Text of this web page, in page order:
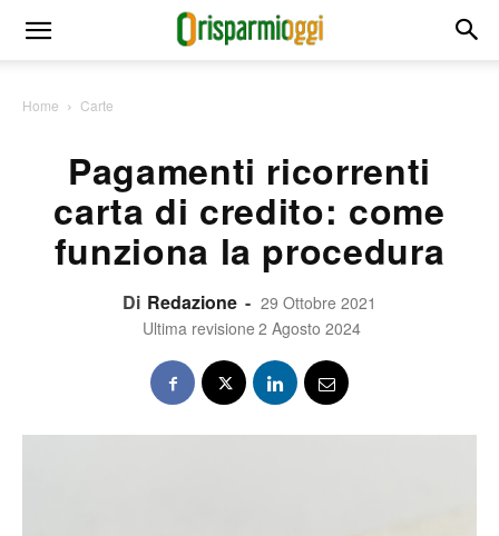
Home Carte
Pagamenti ricorrenti
carta di credito: come
funziona la procedura
Di Redazione - 29 Ottobre 2021
Ultima revisione 2 Agosto 2024